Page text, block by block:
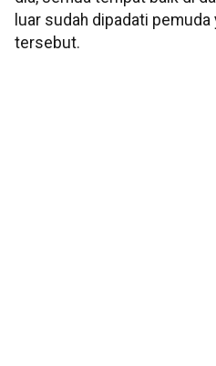
luar sudah dipadati
tersebut.